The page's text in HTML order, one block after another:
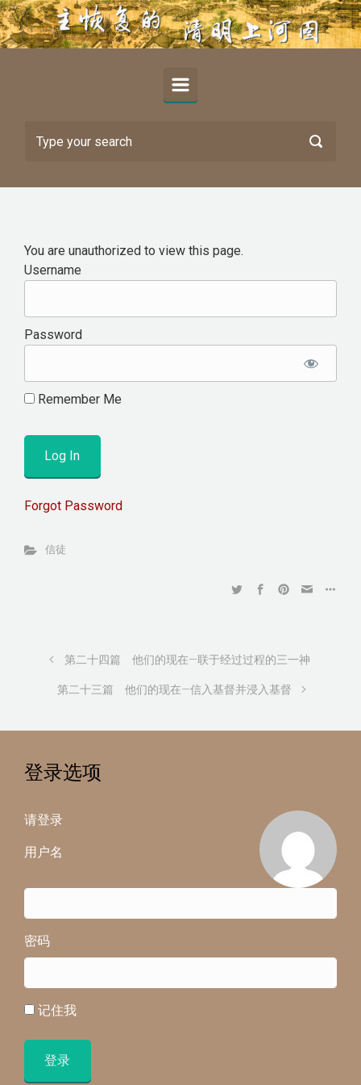
Skip to main content
You are unauthorized to view this page.
Username
Password
Remember Me
Forgot Password
信徒
第二十四篇 他们的现在—联于经过过程的三一神
第二十三篇 他们的现在—信入基督并浸入基督
登录选项
请登录
用户名
密码
记住我